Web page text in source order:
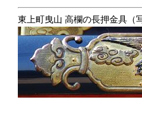
東上町曳山 高欄の長押金具（